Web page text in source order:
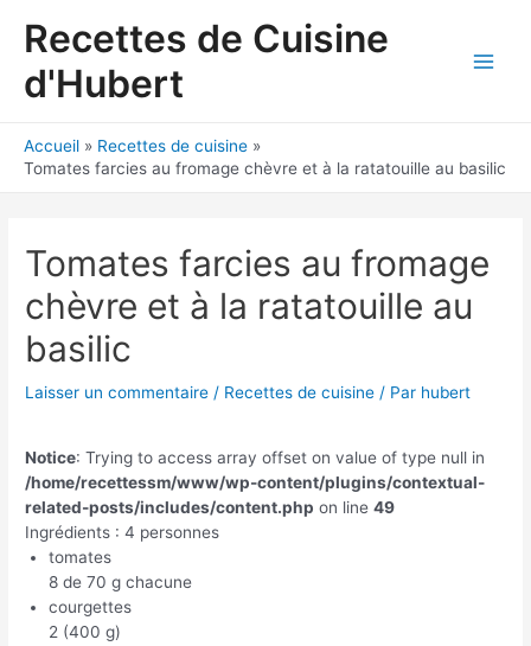
Recettes de Cuisine
d'Hubert
Accueil
Recettes de cuisine
Tomates farcies au fromage chèvre et à la ratatouille au basilic
Tomates farcies au fromage
chèvre et à la ratatouille au
basilic
Laisser un commentaire / Recettes de cuisine / Par hubert
Notice: Trying to access array offset on value of type null in
/home/recettessm/www/wp-content/plugins/contextual-
related-posts/includes/content.php on line49
Ingrédients : 4 personnes
tomates
8 de 70 g chacune
courgettes
2 (400 g)